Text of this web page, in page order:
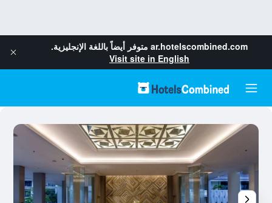
ar.hotelscombined.com متوفر أيضاً باللغة الإنجليزية.
Visit site in English